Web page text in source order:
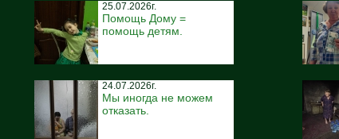
25.07.2026г.
Помощь Дому =
помощь детям.
24.07.2026г.
Мы иногда не можем
отказать.